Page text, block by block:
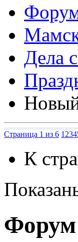
Дела
Страница 1 из 6 1 234
К